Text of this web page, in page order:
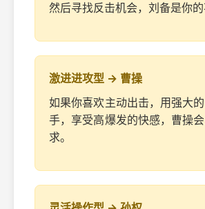
然后寻找反击机会，刘备是你的
激进进攻型 → 曹操
如果你喜欢主动出击，用强大
手，享受高爆发的快感，曹操
求。